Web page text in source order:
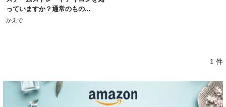
っていますか？通常のもの...
かえで
1 件